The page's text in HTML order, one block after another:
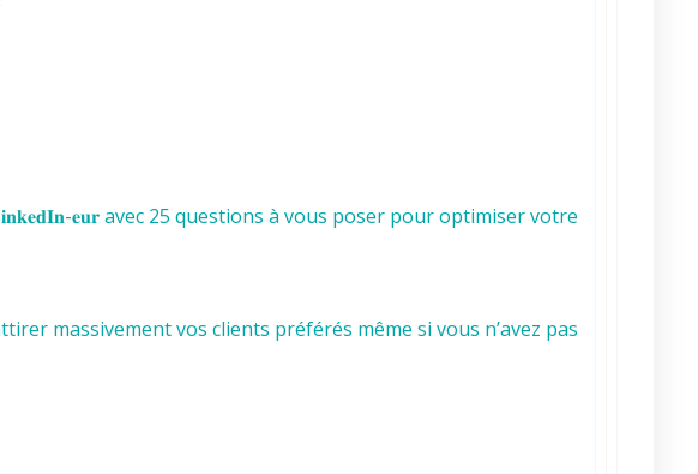
𝐞𝐮𝐫 avec 25 questions à vous poser pour optimiser votre
massivement vos clients préférés même si vous n’avez pas